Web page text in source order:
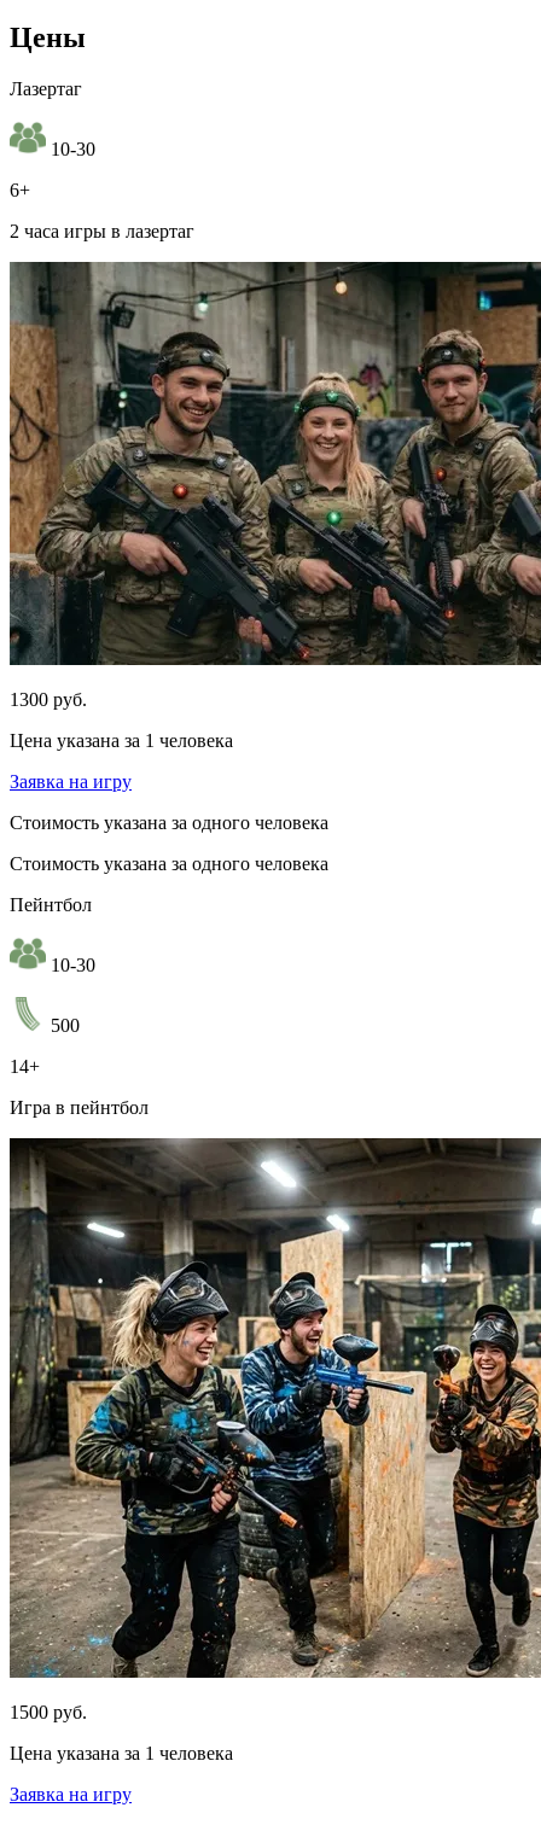
Цены
Лазертаг
10-30
6+
2 часа игры в лазертаг
1300 руб.
Цена указана за 1 человека
Заявка на игру
Стоимость указана за одного человека
Стоимость указана за одного человека
Пейнтбол
10-30
500
14+
Игра в пейнтбол
1500 руб.
Цена указана за 1 человека
Заявка на игру